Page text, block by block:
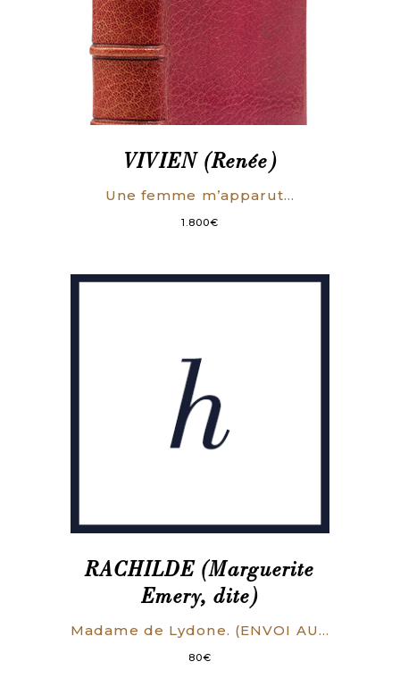
VIVIEN (Renée)
Une femme m’apparut…
1.800€
RACHILDE (Marguerite
Emery, dite)
Madame de Lydone. (ENVOI AUTOGRAPHE)
80€